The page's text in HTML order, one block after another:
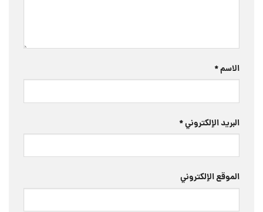
الاسم*
البريد الإلكتروني*
الموقع الإلكتروني